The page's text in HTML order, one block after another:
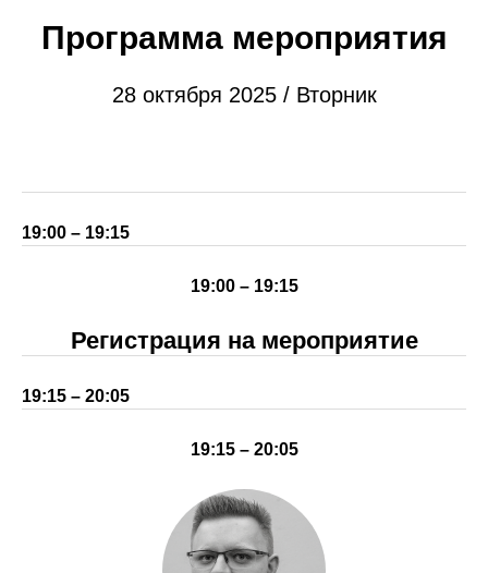
Программа мероприятия
28 октября 2025 / Вторник
19:00 – 19:15
19:00 – 19:15
Регистрация на мероприятие
19:15 – 20:05
19:15 – 20:05